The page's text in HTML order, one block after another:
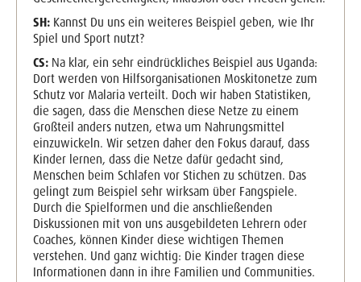
SH: Kannst Du uns ein weiteres Beispiel geben, wie Ihr
Spiel und Sport nutzt?
CS: Na klar, ein sehr eindrückliches Beispiel aus Uganda:
Dort werden von Hilfsorganisationen Moskitonetze zum
Schutz vor Malaria verteilt. Doch wir haben Statistiken,
die sagen, dass die Menschen diese Netze zu einem
Großteil anders nutzen, etwa um Nahrungsmittel
einzuwickeln. Wir setzen daher den Fokus darauf, dass
Kinder lernen, dass die Netze dafür gedacht sind,
Menschen beim Schlafen vor Stichen zu schützen. Das
gelingt zum Beispiel sehr wirksam über Fangspiele.
Durch die Spielformen und die anschließenden
Diskussionen mit von uns ausgebildeten Lehrern oder
Coaches, können Kinder diese wichtigen Themen
verstehen. Und ganz wichtig: Die Kinder tragen diese
Informationen dann in ihre Familien und Communities.